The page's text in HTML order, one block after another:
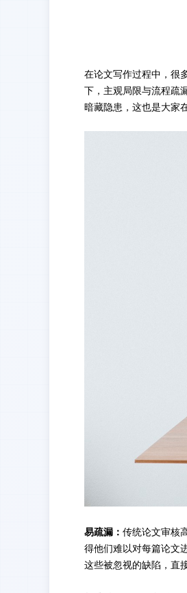
在论文写作过程中 ，很
下，主观局限与流程疏
暗藏隐患， 这也是大家
易疏漏： 传统论文审核
得他们难以对每篇论文
这些被忽视的缺陷，直